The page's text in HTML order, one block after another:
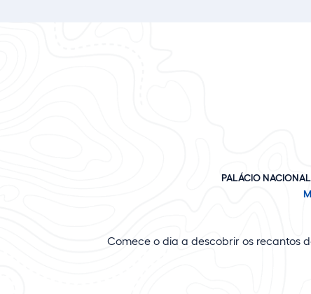
PALÁCIO
Comece o dia a descobrir os recantos